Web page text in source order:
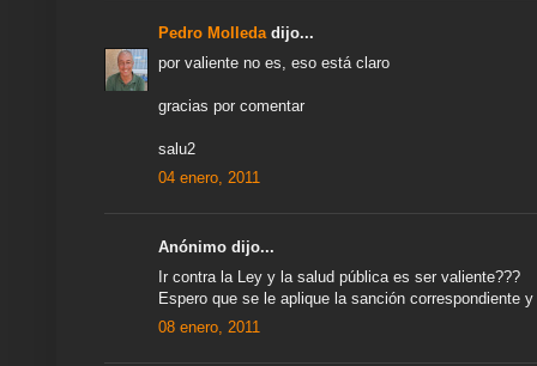
Pedro Molledadijo...
por valiente no es, eso está claro
gracias por comentar
salu2
04 enero, 2011
Anónimo dijo...
Ir contra la Ley y la salud pública es ser valiente???
Espero que se le aplique la sanción correspondiente
08 enero, 2011